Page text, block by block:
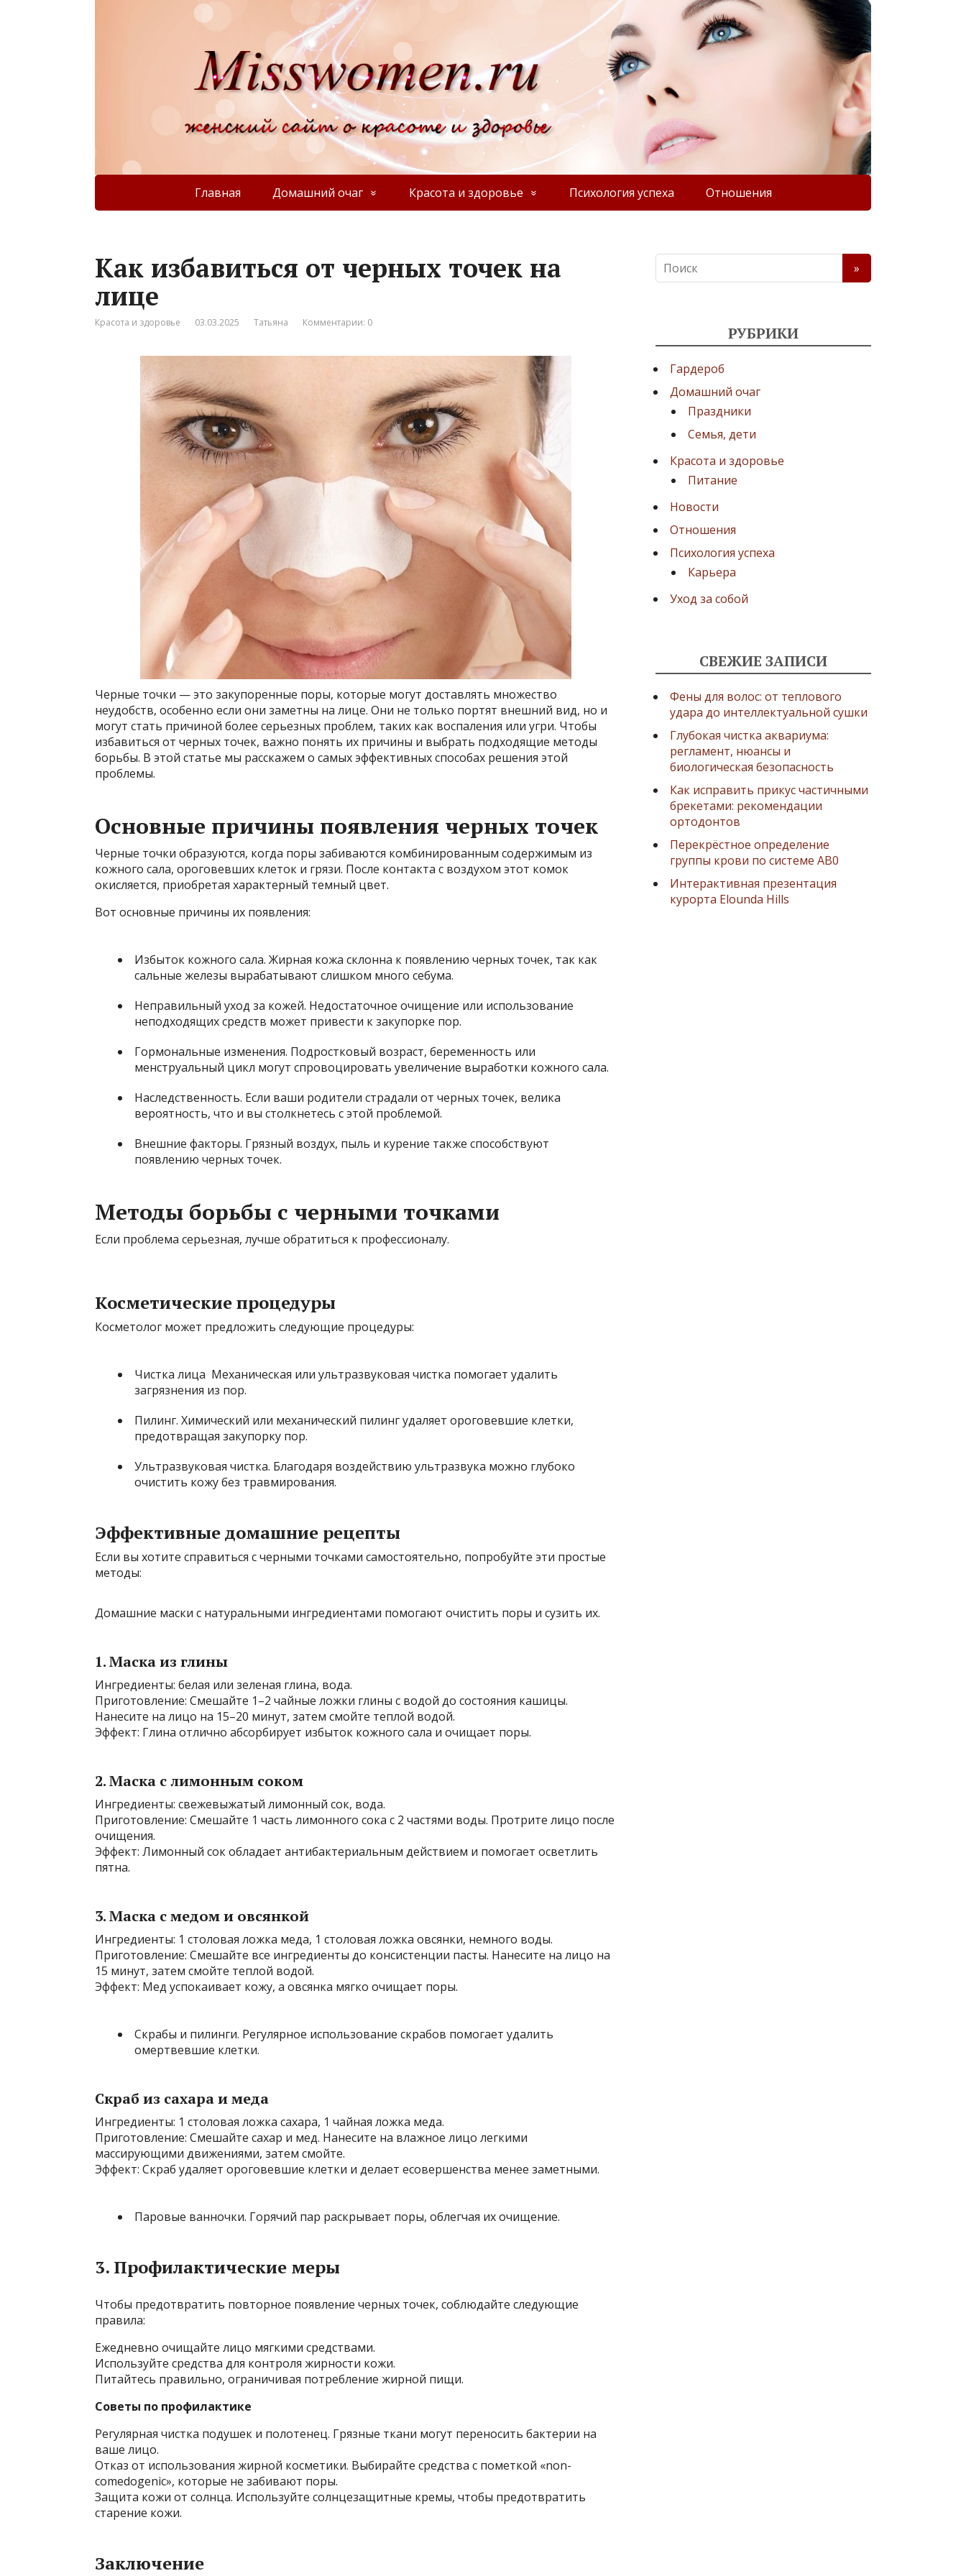
Главная Домашний очаг Красота и здоровье Психология успеха Отношения
Как избавиться от черных точек на
лице
Красота и здоровье 03.03.2025 Татьяна Комментарии: 0
Черные точки — это закупоренные поры, которые могут доставлять множество
неудобств, особенно если они заметны на лице. Они не только портят внешний вид, но и
могут стать причиной более серьезных проблем, таких как воспаления или угри. Чтобы
избавиться от черных точек, важно понять их причины и выбрать подходящие методы
борьбы. В этой статье мы расскажем о самых эффективных способах решения этой
проблемы.
Основные причины появления черных точек
Черные точки образуются, когда поры забиваются комбинированным содержимым из
кожного сала, ороговевших клеток и грязи. После контакта с воздухом этот комок
окисляется, приобретая характерный темный цвет.
Вот основные причины их появления:
Избыток кожного сала. Жирная кожа склонна к появлению черных точек, так как
сальные железы вырабатывают слишком много себума.
Неправильный уход за кожей. Недостаточное очищение или использование
неподходящих средств может привести к закупорке пор.
Гормональные изменения. Подростковый возраст, беременность или
менструальный цикл могут спровоцировать увеличение выработки кожного сала.
Наследственность. Если ваши родители страдали от черных точек, велика
вероятность, что и вы столкнетесь с этой проблемой.
Внешние факторы. Грязный воздух, пыль и курение также способствуют
появлению черных точек.
Методы борьбы с черными точками
Если проблема серьезная, лучше обратиться к профессионалу.
Косметические процедуры
Косметолог может предложить следующие процедуры:
Чистка лица Механическая или ультразвуковая чистка помогает удалить
загрязнения из пор.
Пилинг. Химический или механический пилинг удаляет ороговевшие клетки,
предотвращая закупорку пор.
Ультразвуковая чистка. Благодаря воздействию ультразвука можно глубоко
очистить кожу без травмирования.
Эффективные домашние рецепты
Если вы хотите справиться с черными точками самостоятельно, попробуйте эти простые
методы:
Домашние маски с натуральными ингредиентами помогают очистить поры и сузить их.
1. Маска из глины
Ингредиенты: белая или зеленая глина, вода.
Приготовление: Смешайте 1–2 чайные ложки глины с водой до состояния кашицы.
Нанесите на лицо на 15–20 минут, затем смойте теплой водой.
Эффект: Глина отлично абсорбирует избыток кожного сала и очищает поры.
2. Маска с лимонным соком
Ингредиенты: свежевыжатый лимонный сок, вода.
Приготовление: Смешайте 1 часть лимонного сока с 2 частями воды. Протрите лицо после
очищения.
Эффект: Лимонный сок обладает антибактериальным действием и помогает осветлить
пятна.
3. Маска с медом и овсянкой
Ингредиенты: 1 столовая ложка меда, 1 столовая ложка овсянки, немного воды.
Приготовление: Смешайте все ингредиенты до консистенции пасты. Нанесите на лицо на
15 минут, затем смойте теплой водой.
Эффект: Мед успокаивает кожу, а овсянка мягко очищает поры.
Скрабы и пилинги. Регулярное использование скрабов помогает удалить
омертвевшие клетки.
Скраб из сахара и меда
Ингредиенты: 1 столовая ложка сахара, 1 чайная ложка меда.
Приготовление: Смешайте сахар и мед. Нанесите на влажное лицо легкими
массирующими движениями, затем смойте.
Эффект: Скраб удаляет ороговевшие клетки и делает есовершенства менее заметными.
Паровые ванночки. Горячий пар раскрывает поры, облегчая их очищение.
3. Профилактические меры
Чтобы предотвратить повторное появление черных точек, соблюдайте следующие
правила:
Ежедневно очищайте лицо мягкими средствами.
Используйте средства для контроля жирности кожи.
Питайтесь правильно, ограничивая потребление жирной пищи.
Советы по профилактике
Регулярная чистка подушек и полотенец. Грязные ткани могут переносить бактерии на
ваше лицо.
Отказ от использования жирной косметики. Выбирайте средства с пометкой «non-
comedogenic», которые не забивают поры.
Защита кожи от солнца. Используйте солнцезащитные кремы, чтобы предотвратить
старение кожи.
Заключение
РУБРИКИ
Гардероб
Домашний очаг
Праздники
Семья, дети
Красота и здоровье
Питание
Новости
Отношения
Психология успеха
Карьера
Уход за собой
СВЕЖИЕ ЗАПИСИ
Фены для волос: от теплового
удара до интеллектуальной сушки
Глубокая чистка аквариума:
регламент, нюансы и
биологическая безопасность
Как исправить прикус частичными
брекетами: рекомендации
ортодонтов
Перекрёстное определение
группы крови по системе AB0
Интерактивная презентация
курорта Elounda Hills